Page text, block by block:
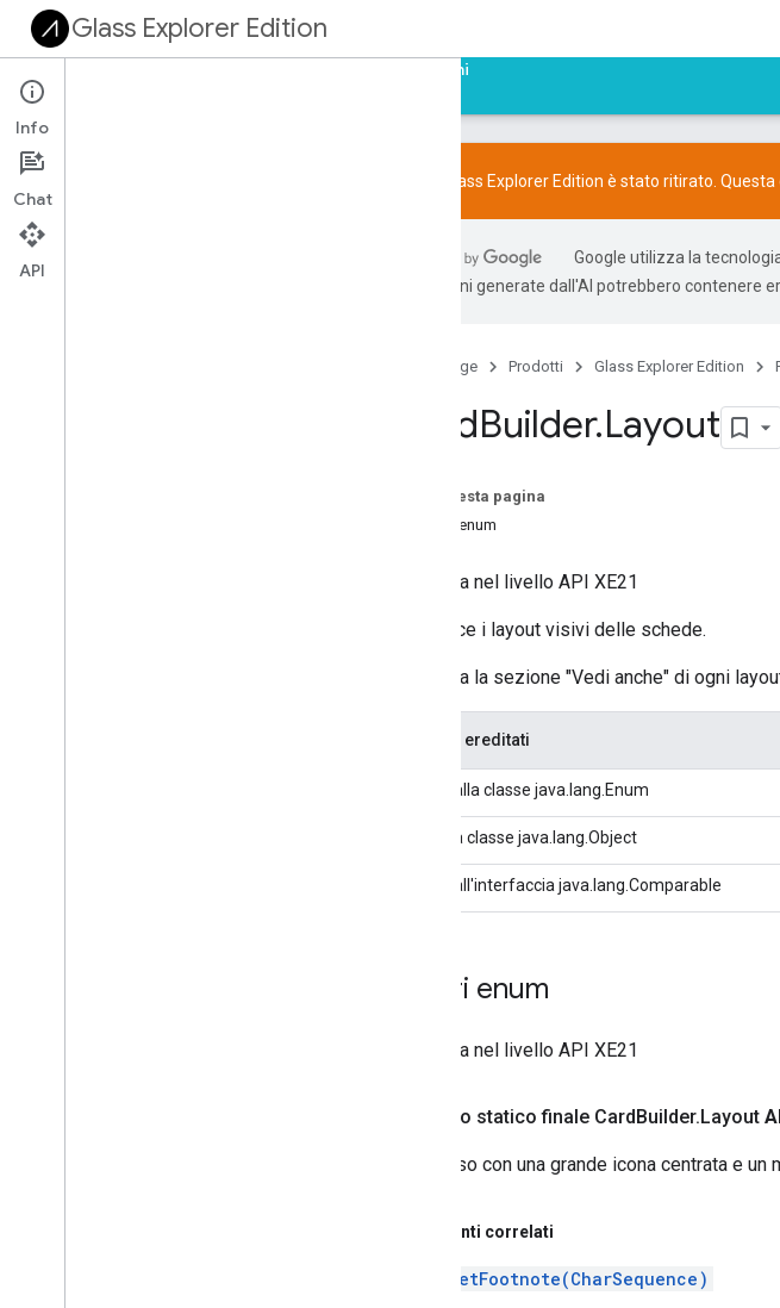
Glass Explorer Edition
Campioni
Panoramica
glass
L'SDK Glass Explorer Edition è stato ritirato.
Google utilizza la
traduzioni generate dall'AI potrebbero contenere
Home page Prodotti Glass Explorer Edition
CardBuilder.Layout
Su questa pagina
Valori enum
Aggiunta nel livello API XE21
Definisce i layout visivi delle schede.
Consulta la sezione "Vedi anche" di ogni
Metodi ereditati
Dalla classe java.lang.Enum
Da classe java.lang.Object
Dall'interfaccia java.lang.Comparable
Valori enum
Aggiunta nel livello API XE21
pubblico statico finale CardBuilder.Layout
Un avviso con una grande icona centrata e
Argomenti correlati
setFootnote(CharSequence)
Info
Chat
API